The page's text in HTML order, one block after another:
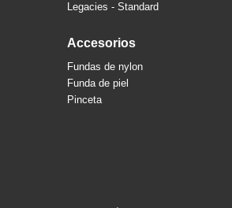
Legacies - Standard
accesorios
Fundas de nylon
Funda de piel
Pinceta